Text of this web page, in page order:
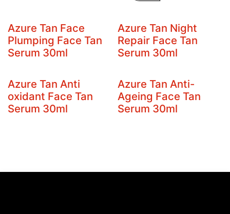
Azure Tan Face
Plumping Face Tan
Serum 30ml
Azure Tan Night
Repair Face Tan
Serum 30ml
Azure Tan Anti
oxidant Face Tan
Serum 30ml
Azure Tan Anti-
Ageing Face Tan
Serum 30ml